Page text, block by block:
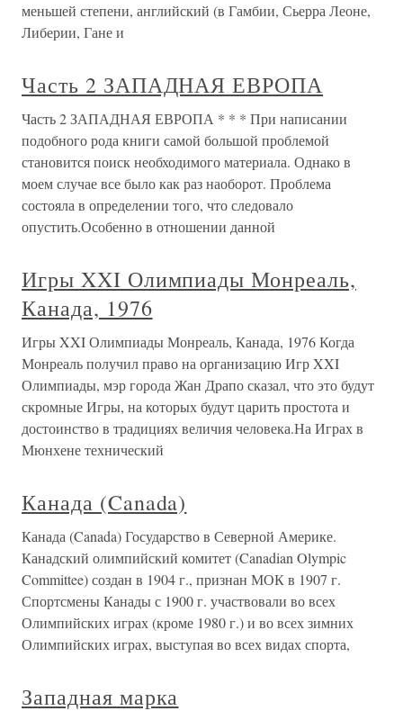
меньшей степени, английский (в Гамбии, Сьерра Леоне,
Либерии, Гане и
Часть 2 ЗАПАДНАЯ ЕВРОПА
Часть 2 ЗАПАДНАЯ ЕВРОПА * * * При написании
подобного рода книги самой большой проблемой
становится поиск необходимого материала. Однако в
моем случае все было как раз наоборот. Проблема
состояла в определении того, что следовало
опустить.Особенно в отношении данной
Игры XXI Олимпиады Монреаль,
Канада, 1976
Игры XXI Олимпиады Монреаль, Канада, 1976 Когда
Монреаль получил право на организацию Игр XXI
Олимпиады, мэр города Жан Драпо сказал, что это будут
скромные Игры, на которых будут царить простота и
достоинство в традициях величия человека.На Играх в
Мюнхене технический
Канада (Canada)
Канада (Canada) Государство в Северной Америке.
Канадский олимпийский комитет (Canadian Olympic
Committee) создан в 1904 г., признан МОК в 1907 г.
Спортсмены Канады с 1900 г. участвовали во всех
Олимпийских играх (кроме 1980 г.) и во всех зимних
Олимпийских играх, выступая во всех видах спорта,
Западная марка